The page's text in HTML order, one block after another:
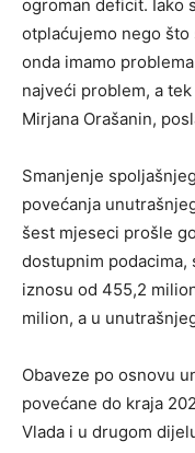
ogroman deficit. Iako
otplaćujemo nego što
onda imamo
najveći problem, a
Mirjana Orašanin,
Smanjenje
povećanja
šest mjeseci prošle
dostupnim podacima,
iznosu od 455,2
milion, a u
Obaveze po osnovu
povećane do kraja
Vlada i u drugom